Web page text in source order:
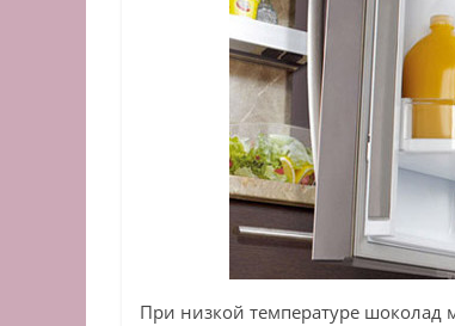
При низкой температуре шоколад